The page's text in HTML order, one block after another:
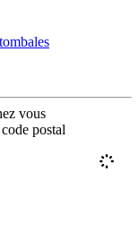
vous
postal